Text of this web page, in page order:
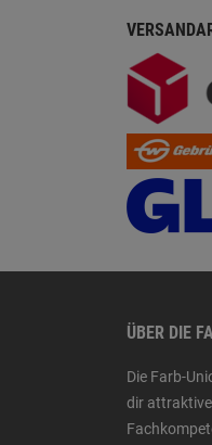
ÜBER DIE
Die Farb-
dir